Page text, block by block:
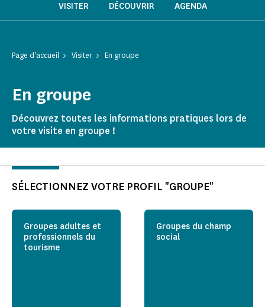
VISITER DÉCOUVRIR AGENDA
Page d'accueil Visiter En groupe
En groupe
Découvrez toutes les informations pratiques lors de
votre visite en groupe !
SÉLECTIONNEZ VOTRE PROFIL "GROUPE"
Groupes adultes et
professionnels du
tourisme
Groupes du champ
social